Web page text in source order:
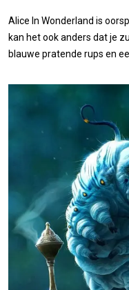
Alice In Wonderland is
kan het ook anders dat je
blauwe pratende rups en